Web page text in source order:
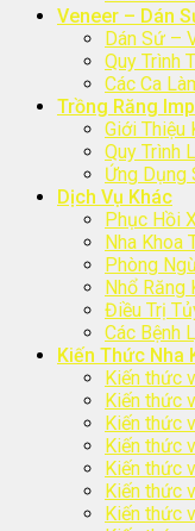
Veneer – Dán
Dán Sứ –
Quy Trình
Các Ca
Trồng Răng
Giới Thiệu
Quy Trình
Ứng Dụng
Dịch Vụ Khác
Phục Hồi
Nha Khoa
Phòng
Nhổ Răng
Điều Trị
Các Bệnh
Kiến Thức Nha
Kiến thức
Kiến thức
Kiến thức
Kiến thức
Kiến thức
Kiến thức
Kiến thức